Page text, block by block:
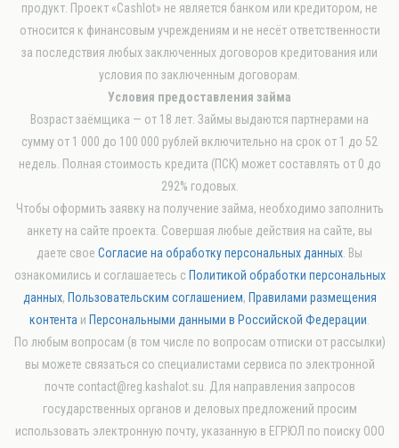
продукт. Проект «Cashlot» не является банком или кредитором, не
относится к финансовым учреждениям и не несёт ответственности
за последствия любых заключенных договоров кредитования или
условия по заключенным договорам.
Условия предоставления займа
Возраст заёмщика — от 18 лет. Займы выдаются партнерами на
сумму от 1 000 до 100 000 рублей включительно на срок от 1 до 52
недель. Полная стоимость кредита (ПСК) может составлять от 0 до
292% годовых.
Чтобы оформить заявку на получение займа, необходимо заполнить
анкету на сайте проекта. Совершая любые действия на сайте, вы
даете свое Согласие на обработку персональных данных . Вы
ознакомились и соглашаетесь с Политикой обработки персональных
данных, Пользовательским соглашением, Правилами размещения
контента и Персональными данными в Российской Федерации
По любым вопросам (в том числе по вопросам отписки от рассылки)
вы можете связаться со специалистами сервиса по электронной
почте contact@reg.kashalot.su. Для направления запросов
государственных органов и деловых предложений просим
использовать электронную почту, указанную в ЕГРЮЛ по поиску ООО